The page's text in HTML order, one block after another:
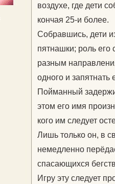
воздухе, где дети
кончая 25-и более.
Собравшись, дети
пятнашки; роль его
разным
одного и запятнать
Пойманный
этом его имя
кого им следует
Лишь только он, в
немедленно
спасающихся
Игру эту следует